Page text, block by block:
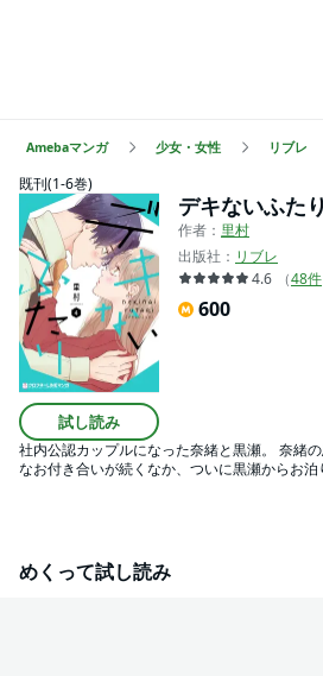
Amebaマンガ 少女・女性 リブレ
既刊(1-6巻)
試し読み
デキないふた
作者： 里村
出版社： リブレ
4.6
（48件
600
社内公認カップルになった奈緒と黒瀬。 奈緒
なお付き合いが続くなか、ついに黒瀬からお
めくって試し読み